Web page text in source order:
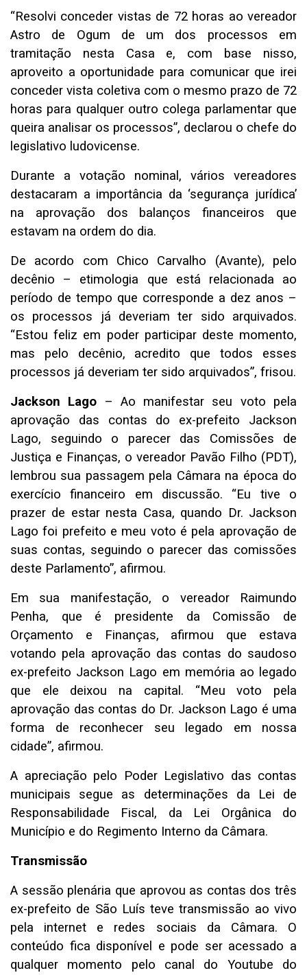
“Resolvi conceder vistas de 72 horas ao vereador
Astro de Ogum de um dos processos em
tramitação nesta Casa e, com base nisso,
aproveito a oportunidade para comunicar que irei
conceder vista coletiva com o mesmo prazo de 72
horas para qualquer outro colega parlamentar que
queira analisar os processos”, declarou o chefe do
legislativo ludovicense.
Durante a votação nominal, vários vereadores
destacaram a importância da ‘segurança jurídica’
na aprovação dos balanços financeiros que
estavam na ordem do dia.
De acordo com Chico Carvalho (Avante), pelo
decênio – etimologia que está relacionada ao
período de tempo que corresponde a dez anos –
os processos já deveriam ter sido arquivados.
“Estou feliz em poder participar deste momento,
mas pelo decênio, acredito que todos esses
processos já deveriam ter sido arquivados”, frisou.
Jackson Lago – Ao manifestar seu voto pela
aprovação das contas do ex-prefeito Jackson
Lago, seguindo o parecer das Comissões de
Justiça e Finanças, o vereador Pavão Filho (PDT),
lembrou sua passagem pela Câmara na época do
exercício financeiro em discussão. “Eu tive o
prazer de estar nesta Casa, quando Dr. Jackson
Lago foi prefeito e meu voto é pela aprovação de
suas contas, seguindo o parecer das comissões
deste Parlamento”, afirmou.
Em sua manifestação, o vereador Raimundo
Penha, que é presidente da Comissão de
Orçamento e Finanças, afirmou que estava
votando pela aprovação das contas do saudoso
ex-prefeito Jackson Lago em memória ao legado
que ele deixou na capital. “Meu voto pela
aprovação das contas do Dr. Jackson Lago é uma
forma de reconhecer seu legado em nossa
cidade”, afirmou.
A apreciação pelo Poder Legislativo das contas
municipais segue as determinações da Lei de
Responsabilidade Fiscal, da Lei Orgânica do
Município e do Regimento Interno da Câmara.
Transmissão
A sessão plenária que aprovou as contas dos três
ex-prefeito de São Luís teve transmissão ao vivo
pela internet e redes sociais da Câmara. O
conteúdo fica disponível e pode ser acessado a
qualquer momento pelo canal do Youtube do